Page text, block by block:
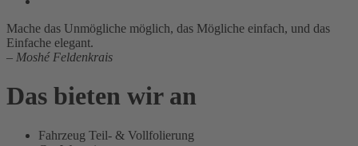
Mache das Unmögliche möglich, das Mögliche einfach, und das
Einfache elegant.
– Moshé Feldenkrais
Das bieten wir an
Fahrzeug Teil- & Vollfolierung